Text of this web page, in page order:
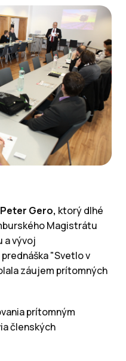
Peter Gero, ktorý dlhé
Magistrátu
a vývoj
"Svetlo v
záujem prítomných
prítomným
členských